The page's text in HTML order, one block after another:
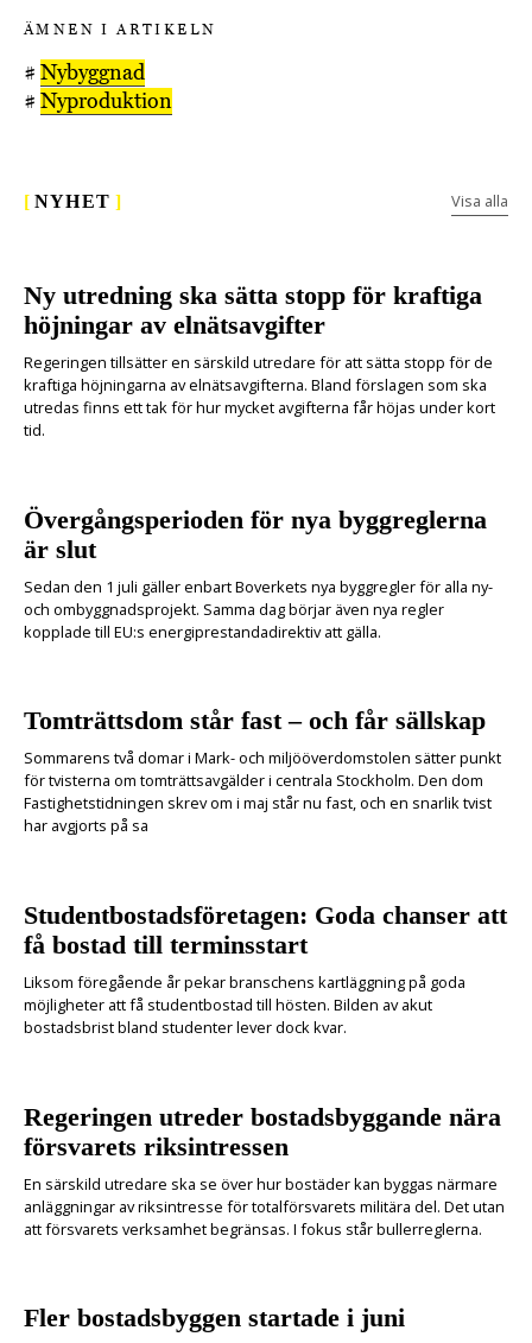
ÄMNEN I ARTIKELN
# Nybyggnad
# Nyproduktion
[ NYHET ] Visa alla
Ny utredning ska sätta stopp för kraftiga
höjningar av elnätsavgifter
Regeringen tillsätter en särskild utredare för att sätta stopp för de
kraftiga höjningarna av elnätsavgifterna. Bland förslagen som ska
utredas finns ett tak för hur mycket avgifterna får höjas under kort
tid.
Övergångsperioden för nya byggreglerna
är slut
Sedan den 1 juli gäller enbart Boverkets nya byggregler för alla ny-
och ombyggnadsprojekt. Samma dag börjar även nya regler
kopplade till EU:s energiprestandadirektiv att gälla.
Tomträttsdom står fast – och får sällskap
Sommarens två domar i Mark- och miljööverdomstolen sätter punkt
för tvisterna om tomträttsavgälder i centrala Stockholm. Den dom
Fastighetstidningen skrev om i maj står nu fast, och en snarlik tvist
har avgjorts på sa
Studentbostadsföretagen: Goda chanser att
få bostad till terminsstart
Liksom föregående år pekar branschens kartläggning på goda
möjligheter att få studentbostad till hösten. Bilden av akut
bostadsbrist bland studenter lever dock kvar.
Regeringen utreder bostadsbyggande nära
försvarets riksintressen
En särskild utredare ska se över hur bostäder kan byggas närmare
anläggningar av riksintresse för totalförsvarets militära del. Det utan
att försvarets verksamhet begränsas. I fokus står bullerreglerna.
Fler bostadsbyggen startade i juni